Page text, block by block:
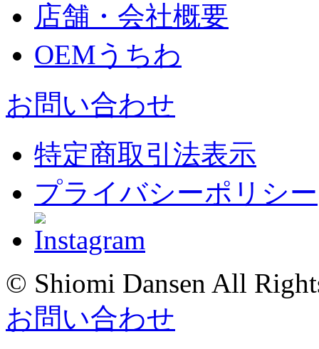
店舗・会社概要
OEMうちわ
お問い合わせ
特定商取引法表示
プライバシーポリシー
© Shiomi Dansen All
お問い合わせ